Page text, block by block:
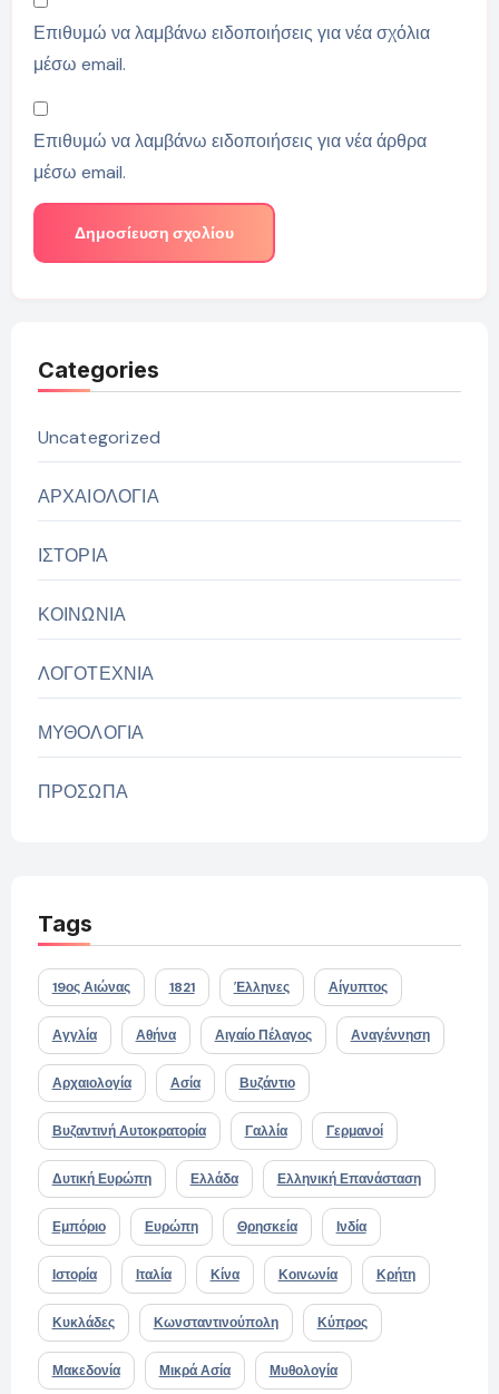
Επιθυμώ να λαμβάνω ειδοποιήσεις για νέα σχόλια
μέσω email.
Επιθυμώ να λαμβάνω ειδοποιήσεις για νέα άρθρα
μέσω email.
Categories
Uncategorized
ΑΡΧΑΙΟΛΟΓΙΑ
ΙΣΤΟΡΙΑ
ΚΟΙΝΩΝΙΑ
ΛΟΓΟΤΕΧΝΙΑ
ΜΥΘΟΛΟΓΙΑ
ΠΡΟΣΩΠΑ
Tags
19ος Αιώνας 1821 Έλληνες Αίγυπτος
Αγγλία Αθήνα Αιγαίο Πέλαγος Αναγέννηση
Αρχαιολογία Ασία Βυζάντιο
Βυζαντινή Αυτοκρατορία Γαλλία Γερμανοί
Δυτική Ευρώπη Ελλάδα Ελληνική Επανάσταση
Εμπόριο Ευρώπη Θρησκεία Ινδία
Ιστορία Ιταλία Κίνα Κοινωνία Κρήτη
Κυκλάδες Κωνσταντινούπολη Κύπρος
Μακεδονία Μικρά Ασία Μυθολογία